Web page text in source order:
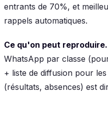
entrants de 70%, et
rappels automatiques.
Ce qu'on peut reproduire.
WhatsApp par classe
+ liste de diffusion pour
(résultats, absences) est